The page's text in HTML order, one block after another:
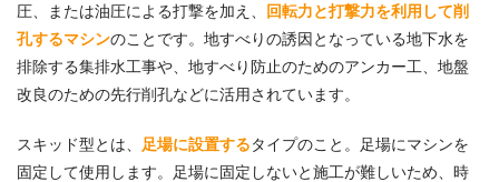
圧、または油圧による打撃を加え、
回転力と打撃力を利用して削
孔するマシンのことです。地すべりの誘因となっている地下水を
排除する集排水工事や、地すべり防止のためのアンカー工、地盤
改良のための先行削孔などに活用されています。
スキッド型とは、 足場に設置するタイプのこと。足場にマシンを
固定して使用します。足場に固定しないと施工が難しいため、時